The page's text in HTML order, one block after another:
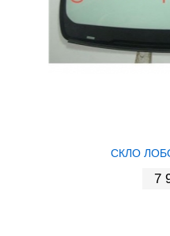
СКЛО
7